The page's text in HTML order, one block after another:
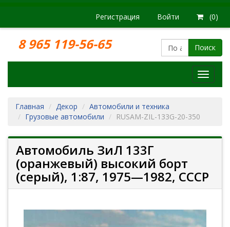
Регистрация Войти (0)
8 965 119-56-65 Поиск
Модели
Главная
Декор
Автомобили и техника
Грузовые автомобили
RUSAM-ZIL-133G-20-350
Автомобиль ЗиЛ 133Г
(оранжевый) высокий борт
(серый), 1:87, 1975—1982, СССР